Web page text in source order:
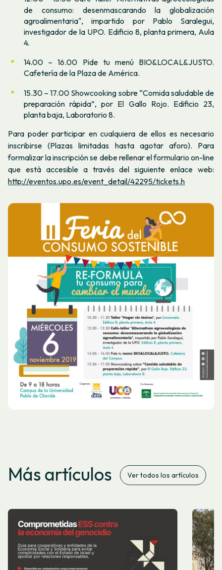
de consumo: desenmascarando la globalización
agroalimentaria", impartido por Pablo Saralegui,
investigador de la UPO. Edificio 8, planta primera, Aula
4.
14.00 – 16.00 Pide tu menú BIO&LOCAL&JUSTO.
Cafetería de la Plaza de América.
15.30 – 17.00 Showcooking sobre “Comida saludable de
preparación rápida”, por El Gallo Rojo. Edificio 23,
planta baja, Laboratorio 8.
Para poder participar en cualquiera de ellos es necesario
inscribirse (Plazas limitadas hasta agotar aforo). Para
formalizar la inscripción se debe rellenar el formulario on-line
que está accesible a través del siguiente enlace web:
http://eventos.upo.es/event_ detail/42295/tickets.h
Más artículos Ver todos los artículos